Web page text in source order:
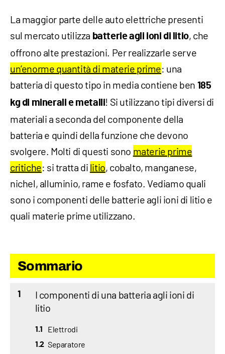
La maggior parte delle auto elettriche presenti
sul mercato utilizza batterie agli ioni di litio, che
offrono alte prestazioni. Per realizzarle serve
un’enorme quantità di materie prime: una
batteria di questo tipo in media contiene ben 185
kg di minerali e metalli! Si utilizzano tipi diversi di
materiali a seconda del componente della
batteria e quindi della funzione che devono
svolgere. Molti di questi sono materie prime
critiche: si tratta di litio, cobalto, manganese,
nichel, alluminio, rame e fosfato. Vediamo quali
sono i componenti delle batterie agli ioni di litio e
quali materie prime utilizzano.
Sommario
1
I componenti di una batteria agli ioni di
litio
1.1 Elettrodi
1.2 Separatore